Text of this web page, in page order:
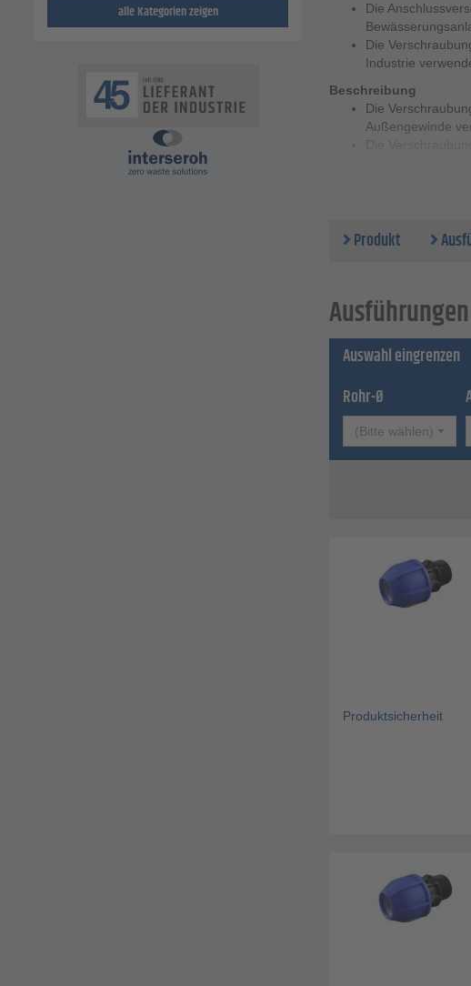
alle Kategorien zeigen
Die
Die
Industrie
Beschreibung
Die
Außengewinde
Rohr-Ø außen -
Produkt
Auswahl eingrenzen
Rohr-Ø
(Bitte wählen)
Produktsicherheit